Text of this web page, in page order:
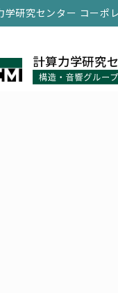
学研究センター コーポ
計算力学研究